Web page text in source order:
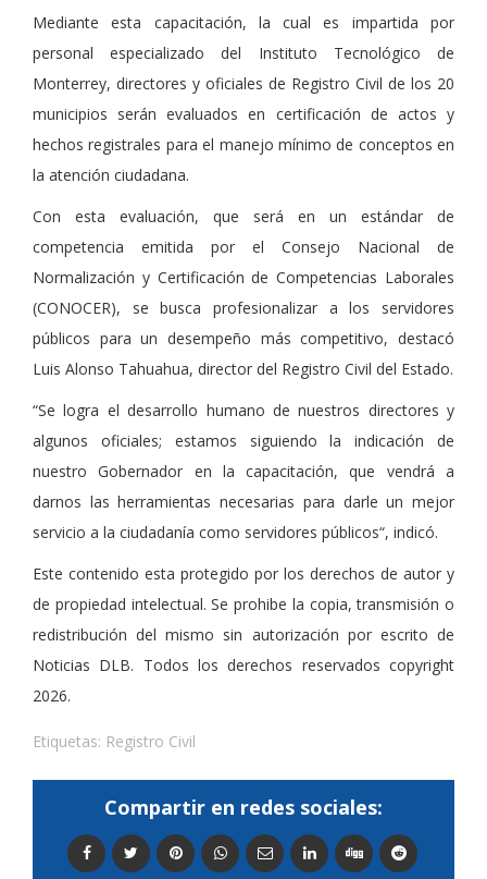
Mediante esta capacitación, la cual es impartida por
personal especializado del Instituto Tecnológico de
Monterrey, directores y oficiales de Registro Civil de los 20
municipios serán evaluados en certificación de actos y
hechos registrales para el manejo mínimo de conceptos en
la atención ciudadana.
Con esta evaluación, que será en un estándar de
competencia emitida por el Consejo Nacional de
Normalización y Certificación de Competencias Laborales
(CONOCER), se busca profesionalizar a los servidores
públicos para un desempeño más competitivo, destacó
Luis Alonso Tahuahua, director del Registro Civil del Estado.
“Se logra el desarrollo humano de nuestros directores y
algunos oficiales; estamos siguiendo la indicación de
nuestro Gobernador en la capacitación, que vendrá a
darnos las herramientas necesarias para darle un mejor
servicio a la ciudadanía como servidores públicos“, indicó.
Este contenido esta protegido por los derechos de autor y
de propiedad intelectual. Se prohibe la copia, transmisión o
redistribución del mismo sin autorización por escrito de
Noticias DLB. Todos los derechos reservados copyright
2026.
Etiquetas: Registro Civil
Compartir en redes sociales: